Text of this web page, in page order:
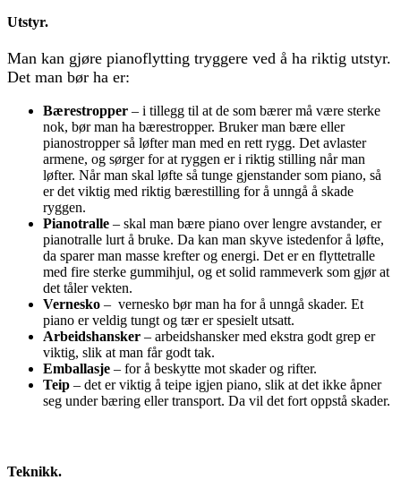
Utstyr.
Man kan gjøre pianoflytting tryggere ved å ha riktig utstyr.
Det man bør ha er:
Bærestropper – i tillegg til at de som bærer må være sterke
nok, bør man ha bærestropper. Bruker man bære eller
pianostropper så løfter man med en rett rygg. Det avlaster
armene, og sørger for at ryggen er i riktig stilling når man
løfter. Når man skal løfte så tunge gjenstander som piano, så
er det viktig med riktig bærestilling for å unngå å skade
ryggen.
Pianotralle – skal man bære piano over lengre avstander, er
pianotralle lurt å bruke. Da kan man skyve istedenfor å løfte,
da sparer man masse krefter og energi. Det er en flyttetralle
med fire sterke gummihjul, og et solid rammeverk som gjør at
det tåler vekten.
Vernesko – vernesko bør man ha for å unngå skader. Et
piano er veldig tungt og tær er spesielt utsatt.
Arbeidshansker – arbeidshansker med ekstra godt grep er
viktig, slik at man får godt tak.
Emballasje – for å beskytte mot skader og rifter.
Teip – det er viktig å teipe igjen piano, slik at det ikke åpner
seg under bæring eller transport. Da vil det fort oppstå skader.
Teknikk.